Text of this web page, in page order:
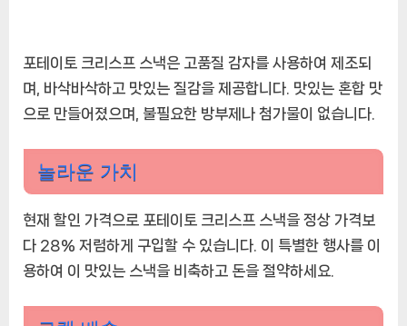
포테이토 크리스프 스낵은 고품질 감자를 사용하여 제조되
며, 바삭바삭하고 맛있는 질감을 제공합니다. 맛있는 혼합 맛
으로 만들어졌으며, 불필요한 방부제나 첨가물이 없습니다.
놀라운 가치
현재 할인 가격으로 포테이토 크리스프 스낵을 정상 가격보
다 28% 저렴하게 구입할 수 있습니다. 이 특별한 행사를 이
용하여 이 맛있는 스낵을 비축하고 돈을 절약하세요.